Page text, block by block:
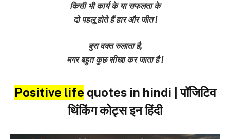
किसी भी कार्य के या सफलता के
दो पहलू होते हैं हार और जीत !
बुरा वक्त रुलाता है,
मगर बहुत कुछ सीखा कर जाता है !
Positive life quotes in hindi | पॉजिटिव
थिंकिंग कोट्स इन हिंदी